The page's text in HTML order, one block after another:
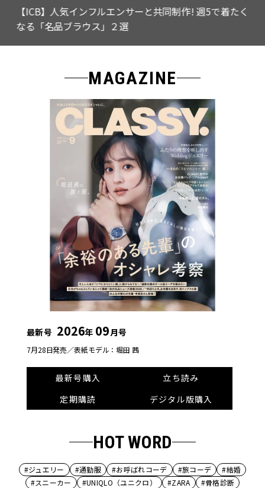
【ICB】人気インフルエンサーと共同制作! 週5で着たく
なる「名品ブラウス」２選
MAGAZINE
最新号 2026年 09月号
7月28日発売／表紙モデル：堀田 茜
最新号購入
立ち読み
定期購読
デジタル版購入
HOT WORD
#ジュエリー #通勤服 #お呼ばれコーデ #旅コーデ
#結婚
#スニーカー
#UNIQLO（ユニクロ） #ZARA #骨格診断